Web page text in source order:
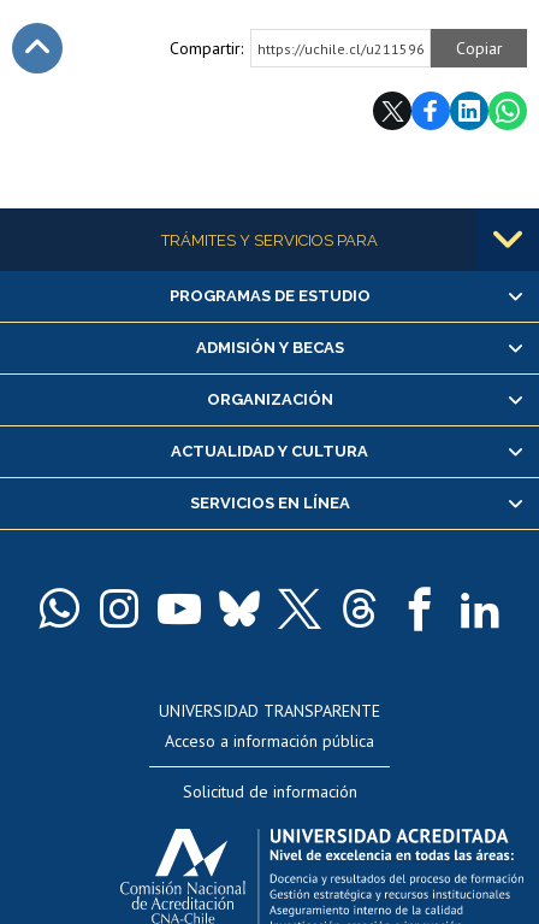
Compartir: https://uchile.cl/u211596 Copiar
Más informaciónTRÁMITES Y SERVICIOS PARA
Alumnas/os y exalumnas/os
Matrícula en línea
Inscripción y cambio de asignaturas
Consulta y certificado de notas
Servicio médico y dental
Pago de arancel y crédito alumnos
Docentes
Evaluación docente
Calificación académica
Postulación al AUCAI
Funcionarias/os
PROGRAMAS DE ESTUDIO
ADMISIÓN Y BECAS
ORGANIZACIÓN
ACTUALIDAD Y CULTURA
SERVICIOS EN LÍNEA
UNIVERSIDAD TRANSPARENTE
Acceso a información pública
Solicitud de información